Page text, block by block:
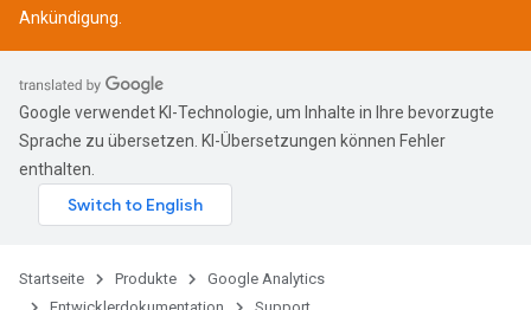
Ankündigung
Google verwendet KI-Technologie, um Inhalte in Ihre bevorzugte
Sprache zu übersetzen. KI-Übersetzungen können Fehler
enthalten.
Startseite Produkte
Google Analytics